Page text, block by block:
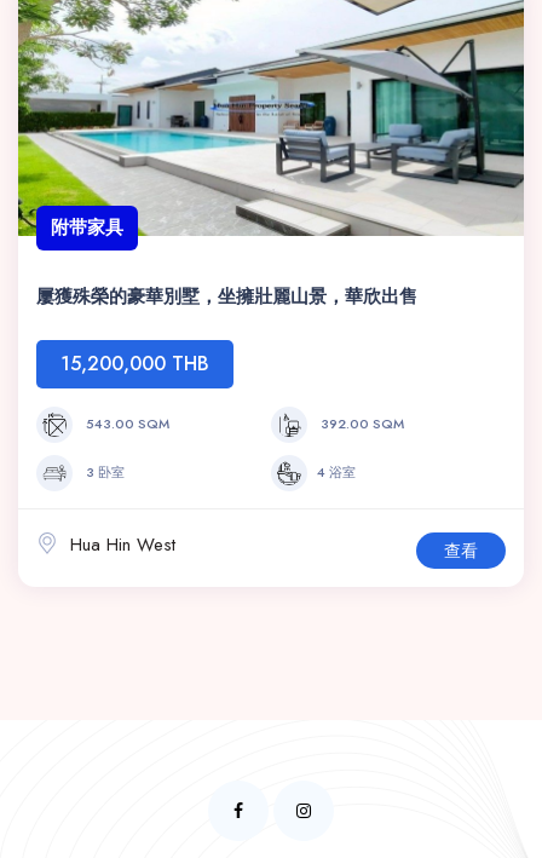
附带家具
屢獲殊榮的豪華別墅，坐擁壯麗山景，華欣出售
15,200,000 THB
543.00 SQM 392.00 SQM
3 卧室 4 浴室
Hua Hin West 查看